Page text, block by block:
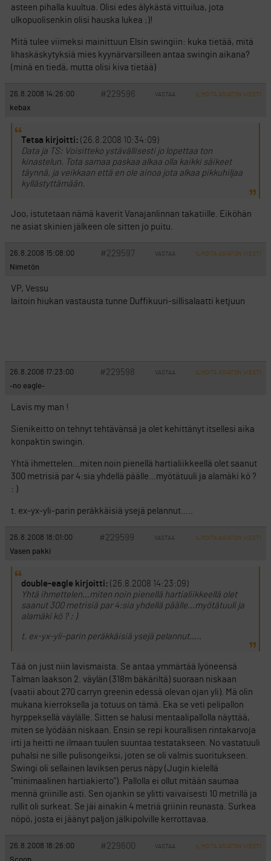
asteen pihalla kuultua. Olisi edes älykästä vittuilua, jota
ulkopuolisenkin olisi hauska lukea ;)!
Mitä tulee viimeksi mainittuun Elsin swingiin: kuka tietää, mitä
lihaskäskytyksiä mies kyynärvarsilleen antaa swingin aikana?
(minä en tiedä, mutta olisi kiva tietää)
26.8.2008 14:26:00 #229596 VASTAA ILMOITA ASIATON VIESTI
kebax
Tetsa kirjoitti: (26.8.2008 10:34:09)
Data ja TS: Voisitteko ystävällisesti jo lopettaa ton
kinastelun. Tota samaa paskaa alkaa olla kaikki säikeet
täynnä, ja veikkaan että en ole ainoa jota alkaa pikkuhiljaa
kyllästyttämään.
Joo, istutetaan nämä kaverit Vanajanlinnan takatiille. Eiköhän
ne asiat skinien jälkeen ole sitten jo puitu.
26.8.2008 15:08:00 #229597 VASTAA ILMOITA ASIATON VIESTI
Nimetön
VP, Vessu
laitoin hiukan vastausta tunne Duffikuuri-sillisalaatti ketjuun
26.8.2008 17:23:00 #229598 VASTAA ILMOITA ASIATON VIESTI
-no eagle-
Lavis my man !
Sienikeitto on tehnyt tehtävänsä ja olet kehittänyt itsellesi aika
konpaktin swingin.
Yhtä ihmettelen…miten noin pienellä hartialiikkeellä olet saanut
300 metrisiä par 4:sia yhdellä päälle…myötätuuli ja alamäki kö ?
: )
t. ex-yx-yli-parin peräkkäisiä ysejä pelannut…..
26.8.2008 18:01:00 #229599 VASTAA ILMOITA ASIATON VIESTI
Vasen pakki
double-eagle kirjoitti: (26.8.2008 14:23:09)
Yhtä ihmettelen…miten noin pienellä hartialiikkeellä olet
saanut 300 metrisiä par 4:sia yhdellä päälle…myötätuuli ja
alamäki kö ? : )
t. ex-yx-yli-parin peräkkäisiä ysejä pelannut…..
Tää on just niin lavismaista. Se antaa ymmärtää lyöneensä
Talman laakson 2. väylän (318m bäkäriltä) suoraan niskaan
(vaatii about 270 carryn greenin edessä olevan ojan yli). Mä olin
mukana kierroksella ja totuus on tämä. Eka se veti pelipallon
hyrppeksellä väylälle. Sitten se halusi mentaalipallolla näyttää,
miten se lyödään niskaan. Ensin se repi kourallisen rintakarvoja
irti ja heitti ne ilmaan tuulen suuntaa testatakseen. No vastatuuli
puhalsi ne sille pulisongeiksi, joten se oli valmis suoritukseen.
Swingi oli sellainen laviksen perus näpy (Jugin kielellä
”minimaalinen hartiakierto”). Pallolla ei ollut mitään saumaa
mennä griinille asti. Sen ojankin se ylitti vaivaisesti 10 metrillä ja
rullit oli surkeat. Se jäi ainakin 4 metriä griinin reunasta. Surkea
nöpö, josta ei jäänyt paljon jälkipolville kerrottavaa.
26.8.2008 18:26:00 #229600 VASTAA ILMOITA ASIATON VIESTI